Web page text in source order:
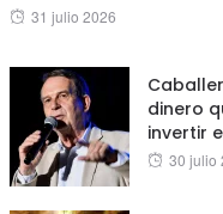
Posted
31 julio 2026
dinero
invertir
Posted
30 julio